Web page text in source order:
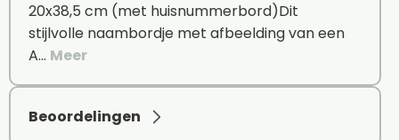
20x38,5 cm (met huisnummerbord)Dit
stijlvolle naambordje met afbeelding van een
A… Meer
Beoordelingen